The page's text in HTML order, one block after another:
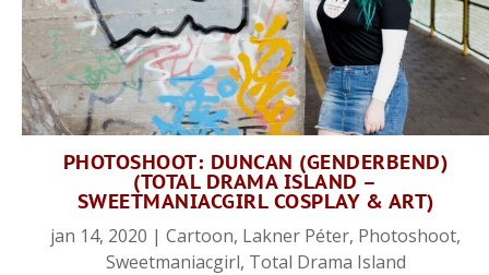
PHOTOSHOOT: DUNCAN (GENDERBEND)
(TOTAL DRAMA ISLAND –
SWEETMANIACGIRL COSPLAY & ART)
jan 14, 2020 | Cartoon, Lakner Péter, Photoshoot,
Sweetmaniacgirl, Total Drama Island